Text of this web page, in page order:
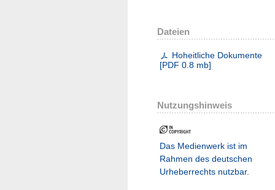
Dateien
Hoheitliche Dokumente
[PDF 0.8 mb]
Nutzungshinweis
Das Medienwerk ist im
Rahmen des deutschen
Urheberrechts nutzbar.